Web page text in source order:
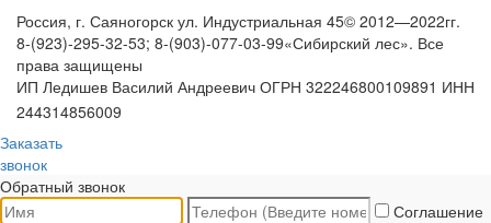
Россия, г. Саяногорск ул. Индустриальная 45
8-(923)-295-32-53; 8-(903)-077-03-99
© 2012—2022гг.
«Сибирский лес». Все
права защищены
ИП Ледишев Василий Андреевич ОГРН 322246800109891 ИНН
244314856009
Заказать
звонок
Обратный звонок
Соглашение